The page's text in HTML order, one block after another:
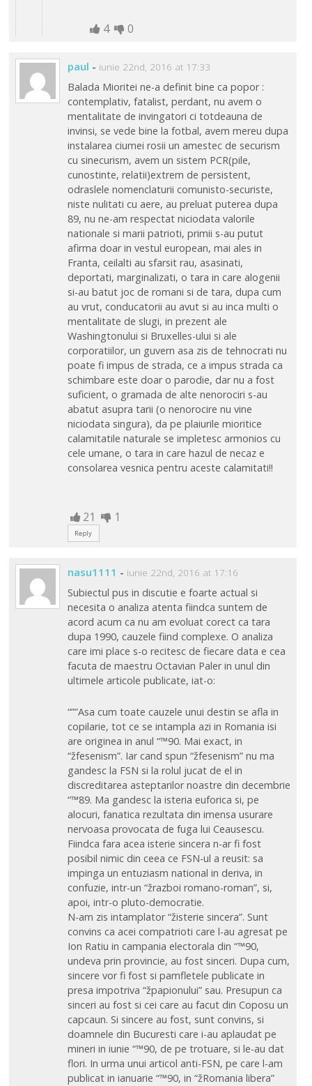
4 0
paul - iunie 22nd, 2016 at 17:33
Balada Mioritei ne-a definit bine ca popor :
contemplativ, fatalist, perdant, nu avem o
mentalitate de invingatori ci totdeauna de
invinsi, se vede bine la fotbal, avem mereu dupa
instalarea ciumei rosii un amestec de securism
cu sinecurism, avem un sistem PCR(pile,
cunostinte, relatii)extrem de persistent,
odraslele nomenclaturii comunisto-securiste,
niste nulitati cu aere, au preluat puterea dupa
89, nu ne-am respectat niciodata valorile
nationale si marii patrioti, primii s-au putut
afirma doar in vestul european, mai ales in
Franta, ceilalti au sfarsit rau, asasinati,
deportati, marginalizati, o tara in care alogenii
si-au batut joc de romani si de tara, dupa cum
au vrut, conducatorii au avut si au inca multi o
mentalitate de slugi, in prezent ale
Washingtonului si Bruxelles-ului si ale
corporatiilor, un guvern asa zis de tehnocrati nu
poate fi impus de strada, ce a impus strada ca
schimbare este doar o parodie, dar nu a fost
suficient, o gramada de alte nenorociri s-au
abatut asupra tarii (o nenorocire nu vine
niciodata singura), da pe plaiurile mioritice
calamitatile naturale se impletesc armonios cu
cele umane, o tara in care hazul de necaz e
consolarea vesnica pentru aceste calamitati!!
21 1
Reply
nasu1111 - iunie 22nd, 2016 at 17:16
Subiectul pus in discutie e foarte actual si
necesita o analiza atenta fiindca suntem de
acord acum ca nu am evoluat corect ca tara
dupa 1990, cauzele fiind complexe. O analiza
care imi place s-o recitesc de fiecare data e cea
facuta de maestru Octavian Paler in unul din
ultimele articole publicate, iat-o:
“””Asa cum toate cauzele unui destin se afla in
copilarie, tot ce se intampla azi in Romania isi
are originea in anul “™90. Mai exact, in
“žfesenism”. Iar cand spun “žfesenism” nu ma
gandesc la FSN si la rolul jucat de el in
discreditarea asteptarilor noastre din decembrie
“™89. Ma gandesc la isteria euforica si, pe
alocuri, fanatica rezultata din imensa usurare
nervoasa provocata de fuga lui Ceausescu.
Fiindca fara acea isterie sincera n-ar fi fost
posibil nimic din ceea ce FSN-ul a reusit: sa
impinga un entuziasm national in deriva, in
confuzie, intr-un “žrazboi romano-roman”, si,
apoi, intr-o pluto-democratie.
N-am zis intamplator “žisterie sincera”. Sunt
convins ca acei compatrioti care l-au agresat pe
Ion Ratiu in campania electorala din “™90,
undeva prin provincie, au fost sinceri. Dupa cum,
sincere vor fi fost si pamfletele publicate in
presa impotriva “žpapionului” sau. Presupun ca
sinceri au fost si cei care au facut din Coposu un
capcaun. Si sincere au fost, sunt convins, si
doamnele din Bucuresti care i-au aplaudat pe
mineri in iunie “™90, de pe trotuare, si le-au dat
flori. In urma unui articol anti-FSN, pe care l-am
publicat in ianuarie “™90, in “žRomania libera”